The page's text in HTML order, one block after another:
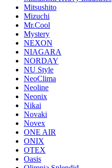
Mitsushito
Mizuchi
Mr.Cool
Mystery
NEXON
NIAGARA
NORDAY
NU Style
NeoClima
Neoline
Neonix
Nikai
Novaki
Novex
ONE AIR
ONIX
OTEX
Oasis